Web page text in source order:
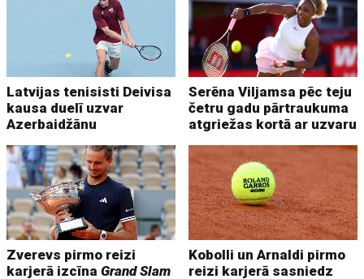
Latvijas tenisisti Deivisa
kausa duelī uzvar
Azerbaidžānu
Serēna Viljamsa pēc teju
četru gadu pārtraukuma
atgriežas kortā ar uzvaru
Zverevs pirmo reizi
karjerā izcīnaGrand Slam
Kobolli un Arnaldi pirmo
reizi karjerā sasniedz